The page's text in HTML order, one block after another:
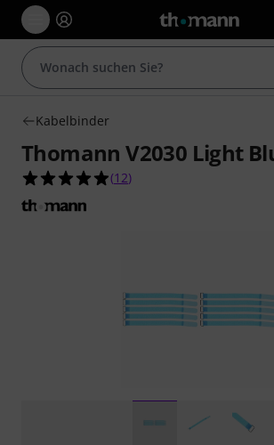
Kabelbinder
Thomann V2030 Light
4.9 von 5 Sternen aus 12
(12)